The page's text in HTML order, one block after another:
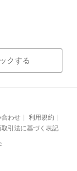
クする
合わせ
利用規約
取引法に基づく表記